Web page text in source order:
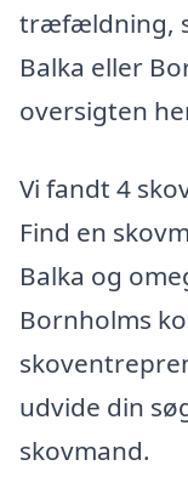
træfældning,
Balka eller
oversigten
Vi fandt 4
Find en
Balka og
Bornholms
udvide din
skovmand.